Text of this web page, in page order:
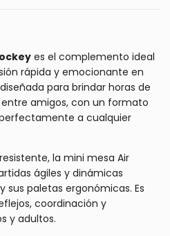
es el complemento ideal
rápida y emocionante en
para brindar horas de
amigos, con un formato
a cualquier
la mini mesa Air
ágiles y dinámicas
sus paletas ergonómicas. Es
coordinación y
y adultos.